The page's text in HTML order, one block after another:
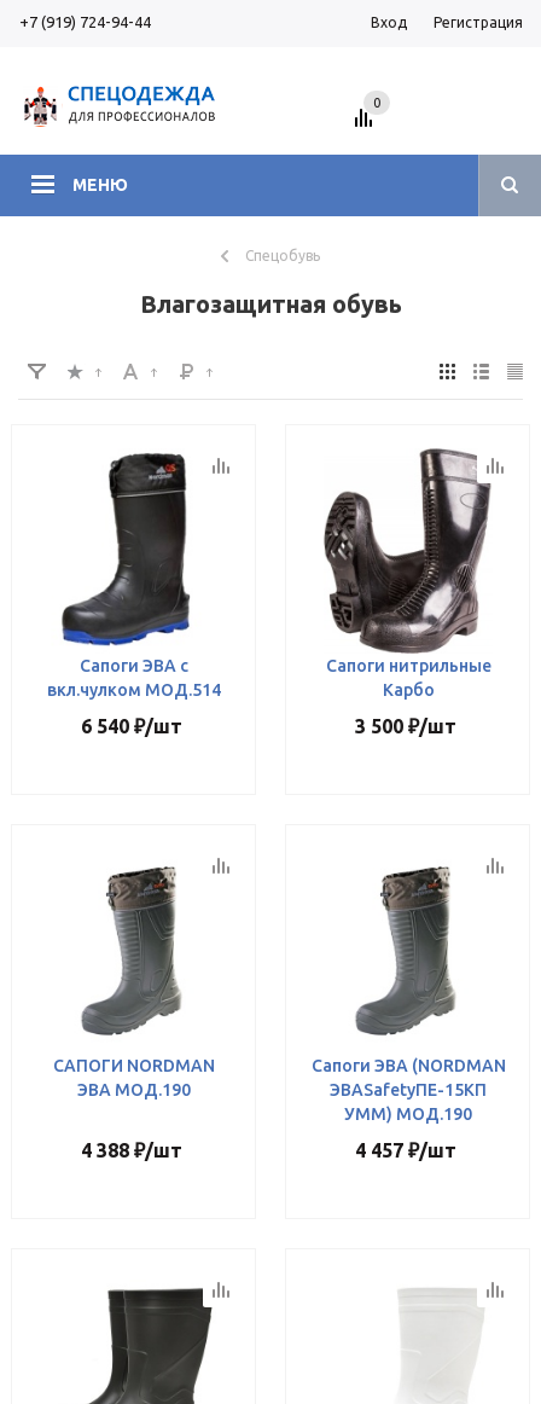
+7 (919) 724-94-44 Вход Регистрация
МЕНЮ
0
Спецобувь
Влагозащитная обувь
Сапоги ЭВА с
вкл.чулком МОД.514
6 540 ₽/шт
Сапоги нитрильные
Карбо
3 500 ₽/шт
САПОГИ NORDMAN
ЭВА МОД.190
4 388 ₽/шт
Сапоги ЭВА (NORDMAN
ЭВАSafetyПЕ-15КП
УММ) МОД.190
4 457 ₽/шт